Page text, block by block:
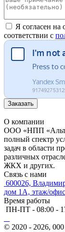
Я согласен на
соответствии с
Заказать
О компании
ООО «НПП «Альт-
полный спектр
задач в области
различных
ЖКХ и других.
Связь с нами
600026,
дом 1А, этаж/
Время работы
ПН-ПТ - 08:00 -
© 2020 - 2026,